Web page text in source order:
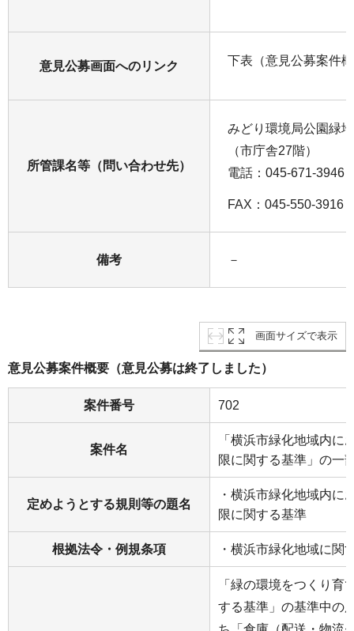
意見公募画面へのリンク 下表（意見公募案件
所管課名等（問い合わせ先）
みどり環境局公園緑
（市庁舎27階）
電話：045-671-3946
FAX：045-550-3916
備考 －
画面サイズで表示
意見公募案件概要（意見公募は終了しました）
案件番号 702
案件名
「横浜市緑化地域内に
限に関する基準」の一
定めようとする規則等の題名
・横浜市緑化地域内に
限に関する基準
根拠法令・例規条項 ・横浜市緑化地域に関
「緑の環境をつくり育
する基準」の基準中の